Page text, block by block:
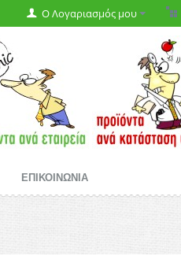
Ο Λογαριασμός μου
ΕΠΙΚΟΙΝΩΝΙΑ